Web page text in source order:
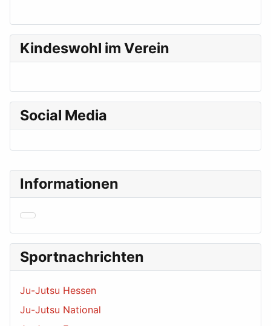
Informationen
Sportnachrichten
Ju-Jutsu Hessen
Ju-Jutsu National
Kindeswohl im Verein
Social Media